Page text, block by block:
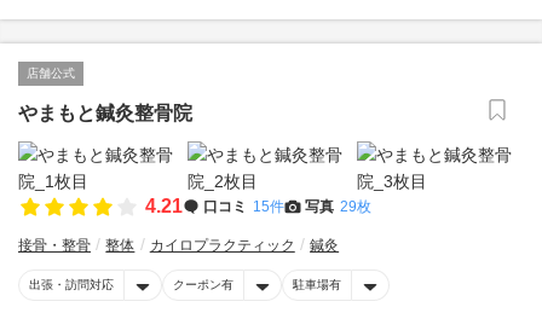
店舗公式
やまもと鍼灸整骨院
4.21 口コミ 15件 写真 29枚
接骨・整骨 整体 カイロプラクティック 鍼灸
出張・訪問対応 クーポン有 駐車場有